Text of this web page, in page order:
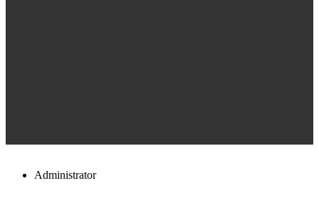
Administrator